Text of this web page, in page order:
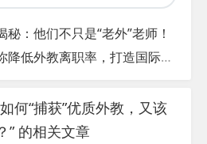
秘：他们不只是“老外”老师！
外教离职率，打造国际化教育品牌！
何“捕获”优质外教，又该
” 的相关文章